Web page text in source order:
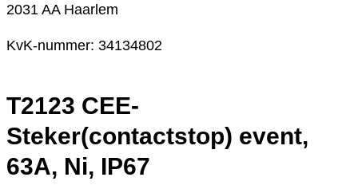
2031 AA Haarlem
KvK-nummer: 34134802
T2123 CEE-
Steker(contactstop) event,
63A, Ni, IP67